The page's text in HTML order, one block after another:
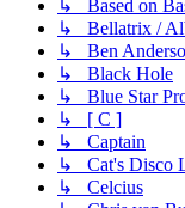
↳ Based on
↳ Bellatrix /
↳ Ben
↳ Black Hole
↳ Blue Star
↳ [ C ]
↳ Captain
↳ Cat's Disco
↳ Celcius